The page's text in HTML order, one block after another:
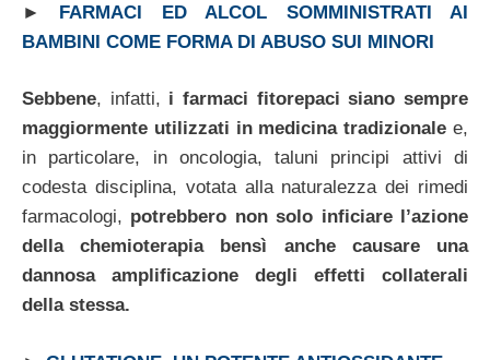
► FARMACI ED ALCOL SOMMINISTRATI AI
BAMBINI COME FORMA DI ABUSO SUI MINORI
Sebbene, infatti, i farmaci fitorepaci siano sempre
maggiormente utilizzati in medicina tradizionale e,
in particolare, in oncologia, taluni principi attivi di
codesta disciplina, votata alla naturalezza dei rimedi
farmacologi, potrebbero non solo inficiare l’azione
della chemioterapia bensì anche causare una
dannosa amplificazione degli effetti collaterali
della stessa.